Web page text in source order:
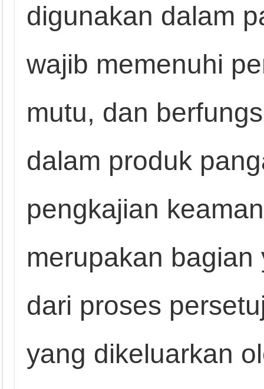
digunakan dalam
wajib memenuhi
mutu, dan
dalam produk
pengkajian
merupakan
dari proses
yang dikeluarkan